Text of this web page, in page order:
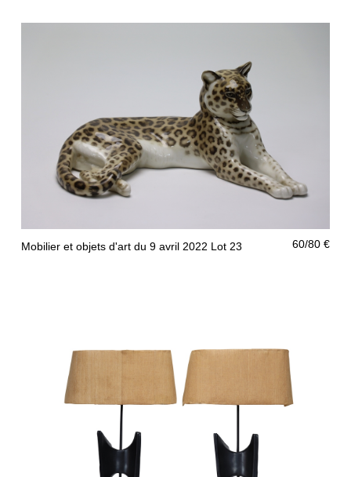
Mobilier et objets d'art du 9 avril 2022 Lot 22 100/150 €
Mobilier et objets d'art du 9 avril 2022 Lot 23 60/80 €